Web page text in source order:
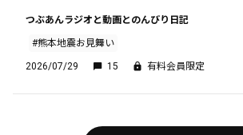
つぶあんラジオと動画とのんびり日記
#熊本地震お見舞い
2026/07/29 15 有料会員限定